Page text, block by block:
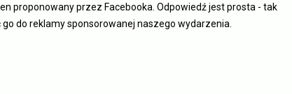
proponowany przez Facebooka. Odpowiedź jest prosta - tak
do reklamy sponsorowanej naszego wydarzenia.